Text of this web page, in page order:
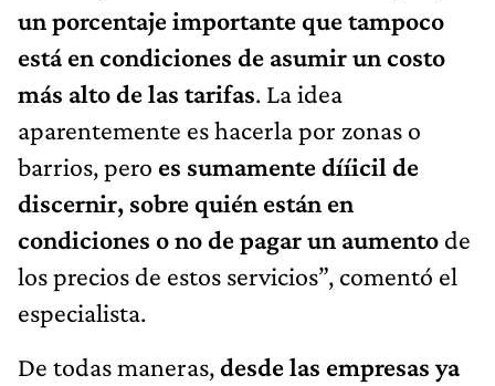
un porcentaje importante que tampoco
está en condiciones de asumir un costo
más alto de las tarifas. La idea
aparentemente es hacerla por zonas o
barrios, pero es sumamente dííicil de
discernir, sobre quién están en
condiciones o no de pagar un aumento de
los precios de estos servicios”, comentó el
especialista.
De todas maneras,desde las empresas ya